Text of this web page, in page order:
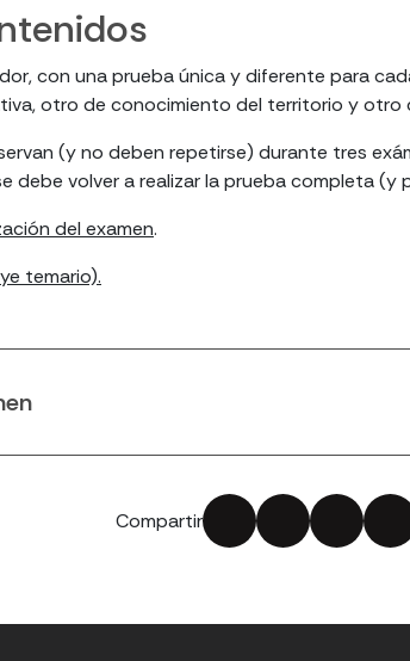
con una prueba única y diferente para
otro de conocimiento del territorio y otro
(y no deben repetirse) durante tres
debe volver a realizar la prueba completa (y
del examen.
temario).
Compartir